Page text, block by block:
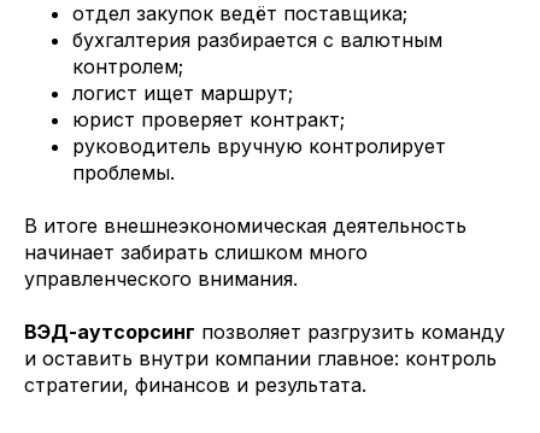
отдел закупок ведёт поставщика;
бухгалтерия разбирается с валютным
контролем;
логист ищет маршрут;
юрист проверяет контракт;
руководитель вручную контролирует
проблемы.
В итоге внешнеэкономическая деятельность
начинает забирать слишком много
управленческого внимания.
ВЭД-аутсорсинг позволяет разгрузить команду
и оставить внутри компании главное: контроль
стратегии, финансов и результата.